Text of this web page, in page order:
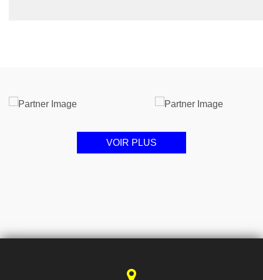
VOIR PLUS